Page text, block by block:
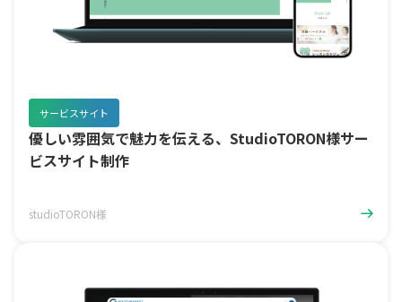
サービスサイト
優しい雰囲気で魅力を伝える、StudioTORON様サー
ビスサイト制作
studioTORON様